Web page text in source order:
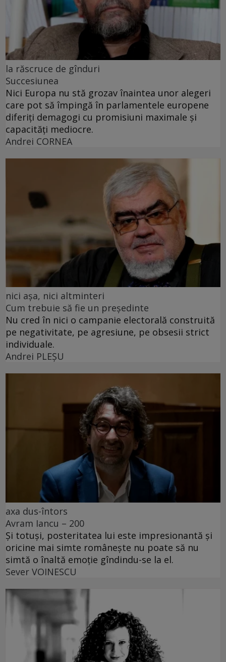
la răscruce de gînduri
Succesiunea
Nici Europa nu stă grozav înaintea unor alegeri
care pot să împingă în parlamentele europene
diferiți demagogi cu promisiuni maximale și
capacități mediocre.
Andrei CORNEA
nici așa, nici altminteri
Cum trebuie să fie un președinte
Nu cred în nici o campanie electorală construită
pe negativitate, pe agresiune, pe obsesii strict
individuale.
Andrei PLEŞU
axa dus-întors
Avram Iancu – 200
Și totuși, posteritatea lui este impresionantă și
oricine mai simte românește nu poate să nu
simtă o înaltă emoție gîndindu-se la el.
Sever VOINESCU